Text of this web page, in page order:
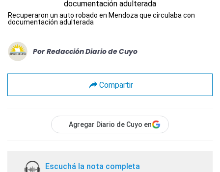
Recuperaron un auto robado en Mendoza que circulaba con
documentación adulterada
Por Redacción Diario de Cuyo
Compartir
Agregar Diario de Cuyo en
Escuchá la nota completa